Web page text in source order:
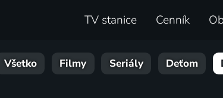
TV stanice Cenník
Všetko Filmy Seriály Deťom